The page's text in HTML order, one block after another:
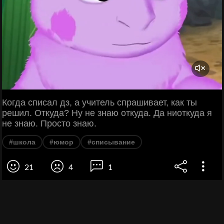
Когда списал дз, а учитель спрашивает, как ты
решил. Откуда? Ну не знаю откуда. Да ниоткуда я
не знаю. Просто знаю.
#школа #юмор #списывание
21 4 1